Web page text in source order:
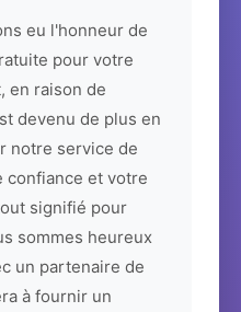
eu l'honneur de
pour votre
en raison de
devenu de plus en
notre service de
confiance et votre
signifié pour
sommes heureux
un partenaire de
à fournir un